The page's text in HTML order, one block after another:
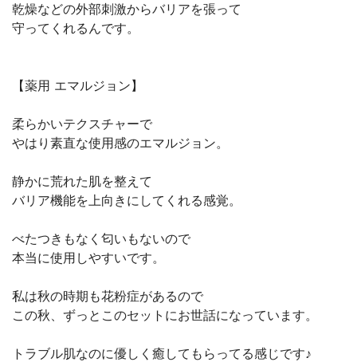
乾燥などの外部刺激からバリアを張って
守ってくれるんです。
【薬用 エマルジョン】
柔らかいテクスチャーで
やはり素直な使用感のエマルジョン。
静かに荒れた肌を整えて
バリア機能を上向きにしてくれる感覚。
べたつきもなく匂いもないので
本当に使用しやすいです。
私は秋の時期も花粉症があるので
この秋、ずっとこのセットにお世話になっています。
トラブル肌なのに優しく癒してもらってる感じです♪